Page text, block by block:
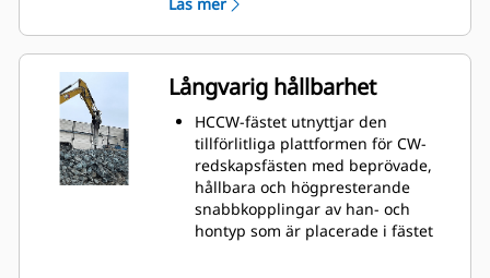
Läs mer
Långvarig hållbarhet
HCCW-fästet utnyttjar den
tillförlitliga plattformen för CW-
redskapsfästen med beprövade,
hållbara och högpresterande
snabbkopplingar av han- och
hontyp som är placerade i fästet